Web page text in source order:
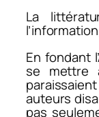
La
En fondant
se mettre
auteurs
pas